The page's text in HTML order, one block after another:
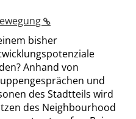
bisher
Anhand von
und
des Stadtteils wird
des Neighbourhood